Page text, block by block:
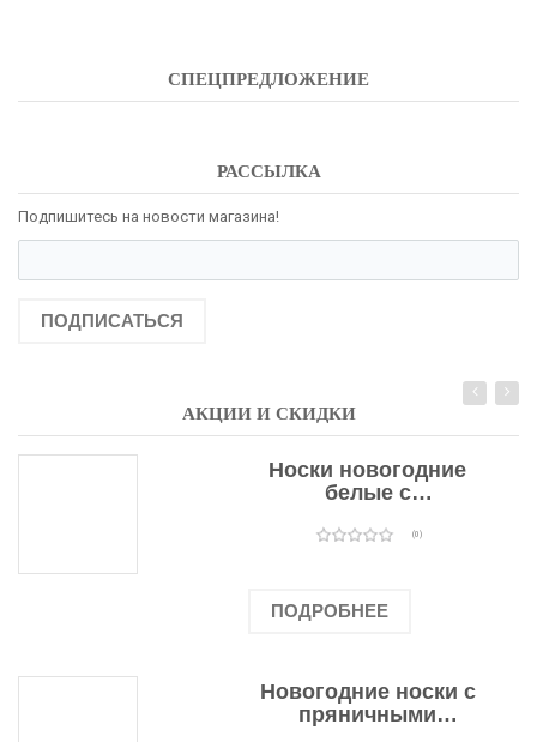
СПЕЦПРЕДЛОЖЕНИЕ
РАССЫЛКА
Подпишитесь на новости магазина!
ПОДПИСАТЬСЯ
АКЦИИ И СКИДКИ
Носки новогодние
белые с
оленями(0)
ПОДРОБНЕЕ
Новогодние носки с
пряничными